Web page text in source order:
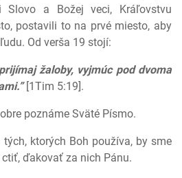
Slovo a Božej veci, Kráľovstvu
postavili to na prvé miesto, aby
Od verša 19 stojí:
žaloby, vyjmúc pod dvoma
[1Tim 5:19].
poznáme Sväté Písmo.
ktorých Boh používa, by sme
ďakovať za nich Pánu.